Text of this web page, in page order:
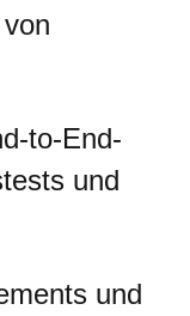
to-End-
und
und